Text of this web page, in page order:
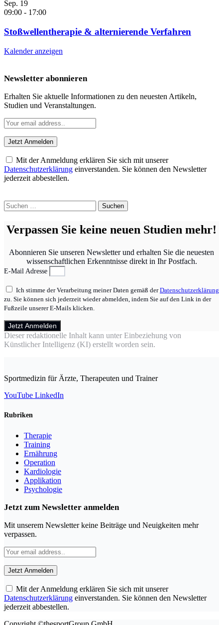
Sep. 19
09:00 - 17:00
Stoßwellentherapie & alternierende Verfahren
Kalender anzeigen
Newsletter abonnieren
Erhalten Sie aktuelle Informationen zu den neuesten Artikeln,
Studien und Veranstaltungen.
Mit der Anmeldung erklären Sie sich mit unserer
Datenschutzerklärung einverstanden. Sie können den Newsletter
jederzeit abbestellen.
Suchen
nach:
Verpassen Sie keine neuen Studien mehr!
Abonnieren Sie unseren Newsletter und erhalten Sie die neuesten
wissenschaftlichen Erkenntnisse direkt in Ihr Postfach.
E-Mail Adresse
Ich stimme der Verarbeitung meiner Daten gemäß derDatenschutzerklärung
zu. Sie können sich jederzeit wieder abmelden, indem Sie auf den Link in der
Fußzeile unserer E-Mails klicken.
Jetzt Anmelden
Dieser redaktionelle Inhalt kann unter Einbeziehung von
Künstlicher Intelligenz (KI) erstellt worden sein.
Sportmedizin für Ärzte, Therapeuten und Trainer
YouTube LinkedIn
Rubriken
Therapie
Training
Ernährung
Operation
Kardiologie
Applikation
Psychologie
Jetzt zum Newsletter anmelden
Mit unserem Newsletter keine Beiträge und Neuigkeiten mehr
verpassen.
Mit der Anmeldung erklären Sie sich mit unserer
Datenschutzerklärung einverstanden. Sie können den Newsletter
jederzeit abbestellen.